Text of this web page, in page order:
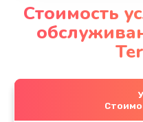
Стоимость